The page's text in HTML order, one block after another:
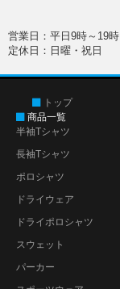
営業日：平日9時～19時
定休日：日曜・祝日
トップ
商品一覧
半袖Tシャツ
長袖Tシャツ
ポロシャツ
ドライウェア
ドライポロシャツ
スウェット
パーカー